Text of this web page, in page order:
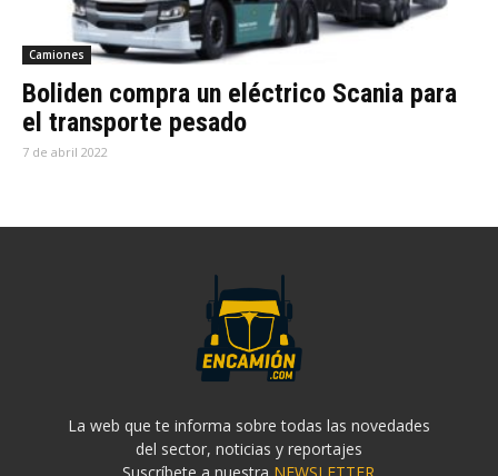
Camiones
Boliden compra un eléctrico Scania para
el transporte pesado
7 de abril 2022
La web que te informa sobre todas las novedades
del sector, noticias y reportajes